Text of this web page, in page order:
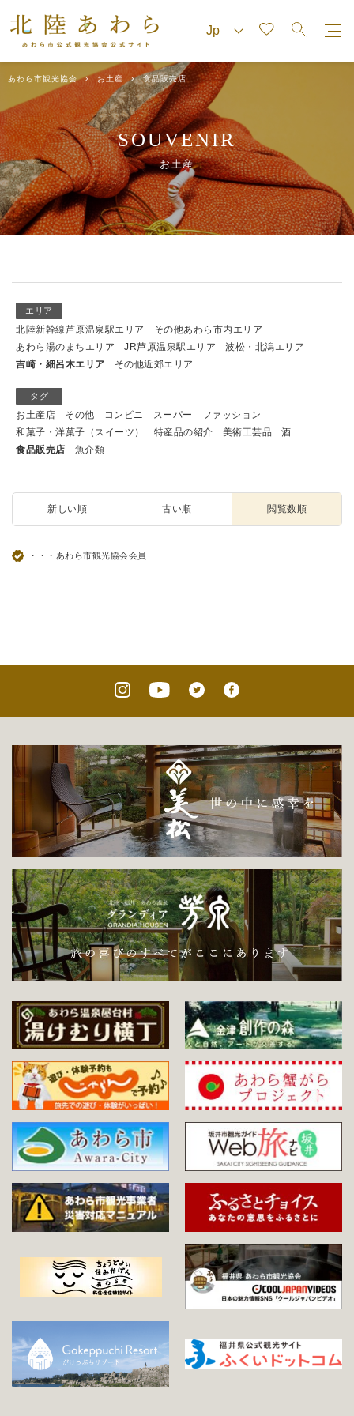
あわら市観光協会 お土産 食品販売店
SOUVENIR
お土産
エリア
北陸新幹線芦原温泉駅エリア
その他あわら市内エリア
あわら湯のまちエリア
JR芦原温泉駅エリア
波松・北潟エリア
吉崎・細呂木エリア
その他近郊エリア
タグ
お土産店 その他 コンビニ スーパー
ファッション
和菓子・洋菓子（スイーツ）
特産品の紹介 美術工芸品
酒
食品販売店
魚介類
新しい順 古い順 閲覧数順
・・・あわら市観光協会会員